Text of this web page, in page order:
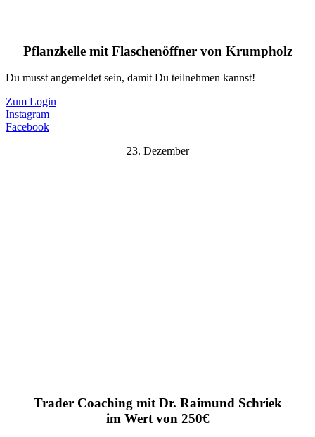
Pflanzkelle mit Flaschenöffner von Krumpholz
Du musst angemeldet sein, damit Du teilnehmen kannst!
Zum Login
Instagram
Facebook
23. Dezember
Trader Coaching mit Dr. Raimund Schriek
im Wert von 250€